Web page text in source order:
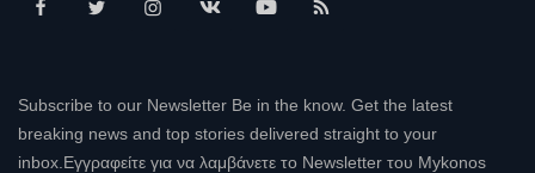
Subscribe to our Newsletter Be in the know. Get the latest
breaking news and top stories delivered straight to your
inbox.Εγγραφείτε για να λαμβάνετε το Newsletter του Mykonos